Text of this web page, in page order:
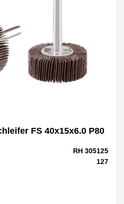
FS 40x15x6.0 P80
RH 305125
127